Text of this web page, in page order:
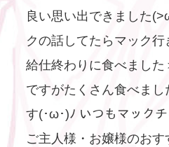
良い思い出できました
クの話してたらマック
給仕終わりに食べまし
ですがたくさん食べま
す(･ω･)ﾉ いつもマック
ご主人様・お嬢様のおす